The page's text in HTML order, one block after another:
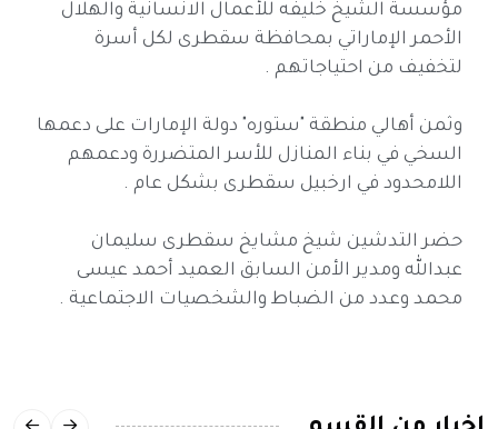
مؤسسة الشيخ خليفه للأعمال الانسانية والهلال
الأحمر الإماراتي بمحافظة سقطرى لكل أسرة
لتخفيف من احتياجاتهم .
وثمن أهالي منطقة "ستوره" دولة الإمارات على دعمها
السخي في بناء المنازل للأسر المتضررة ودعمهم
اللامحدود في ارخبيل سقطرى بشكل عام .
حضر التدشين شيخ مشايخ سقطرى سليمان
عبدالله ومدير الأمن السابق العميد أحمد عيسى
محمد وعدد من الضباط والشخصيات الاجتماعية .